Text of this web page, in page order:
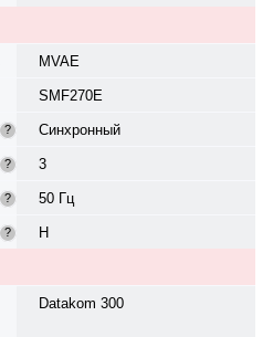
MVAE
SMF270E
?
Синхронный
?
3
?
50 Гц
? H
Datakom 300